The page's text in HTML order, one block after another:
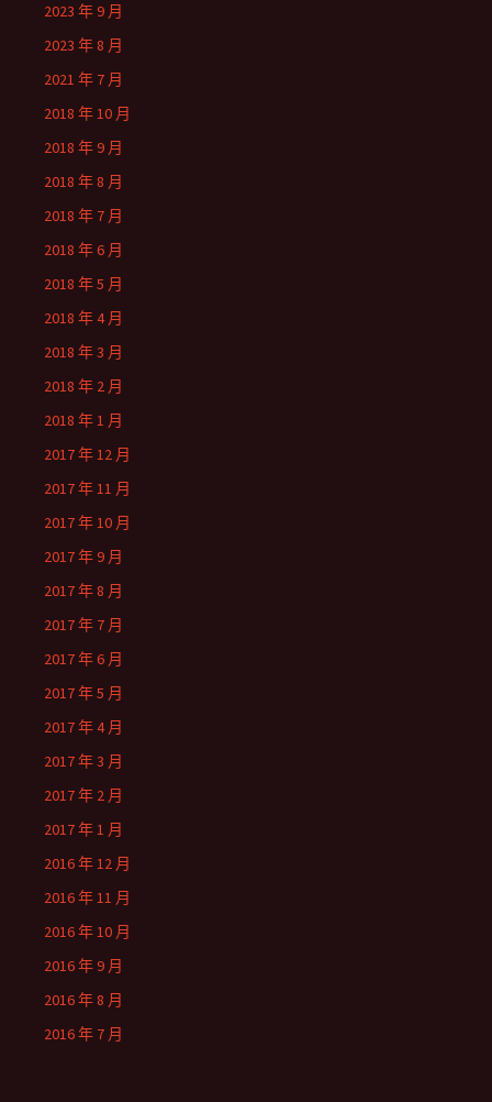
2023 年 9 月
2023 年 8 月
2021 年 7 月
2018 年 10 月
2018 年 9 月
2018 年 8 月
2018 年 7 月
2018 年 6 月
2018 年 5 月
2018 年 4 月
2018 年 3 月
2018 年 2 月
2018 年 1 月
2017 年 12 月
2017 年 11 月
2017 年 10 月
2017 年 9 月
2017 年 8 月
2017 年 7 月
2017 年 6 月
2017 年 5 月
2017 年 4 月
2017 年 3 月
2017 年 2 月
2017 年 1 月
2016 年 12 月
2016 年 11 月
2016 年 10 月
2016 年 9 月
2016 年 8 月
2016 年 7 月